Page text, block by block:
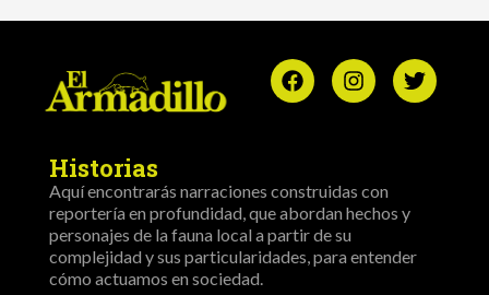
Historias
Aquí encontrarás narraciones construidas con
reportería en profundidad, que abordan hechos y
personajes de la fauna local a partir de su
complejidad y sus particularidades, para entender
cómo actuamos en sociedad.